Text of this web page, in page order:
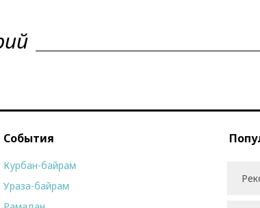
События
Курбан-байрам
Ураза-байрам